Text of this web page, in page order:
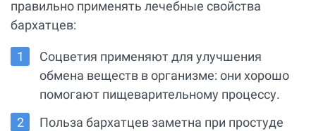
правильно применять лечебные свойства
бархатцев:
Соцветия применяют для улучшения
обмена веществ в организме: они хорошо
помогают пищеварительному процессу.
Польза бархатцев заметна при простуде